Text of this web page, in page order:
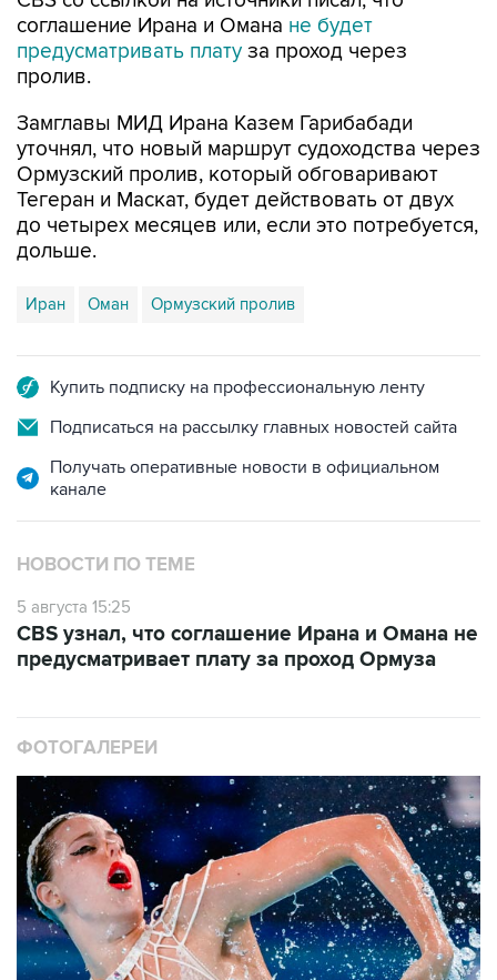
соглашение Ирана и Омана не будет
предусматривать плату за проход через
пролив.
Замглавы МИД Ирана Казем Гарибабади
уточнял, что новый маршрут судоходства через
Ормузский пролив, который обговаривают
Тегеран и Маскат, будет действовать от двух
до четырех месяцев или, если это потребуется,
дольше.
Иран Оман Ормузский пролив
Купить подписку на профессиональную ленту
Подписаться на рассылку главных новостей сайта
Получать оперативные новости в официальном
канале
НОВОСТИ ПО ТЕМЕ
5 августа 15:25
CBS узнал, что соглашение Ирана и Омана не
предусматривает плату за проход Ормуза
ФОТОГАЛЕРЕИ